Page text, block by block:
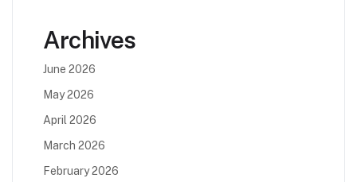
Archives
June 2026
May 2026
April 2026
March 2026
February 2026